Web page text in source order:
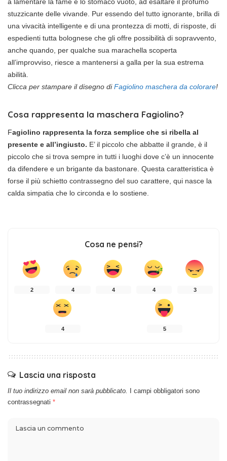
stuzzicante delle vivande. Pur essendo del tutto ignorante, brilla di
una vivacità intelligente e di una prontezza di motti, di risposte, di
espedienti tutta bolognese che gli offre possibilità di sopravvento,
anche quando, per qualche sua marachella scoperta
all’improvviso, riesce a mantenersi a galla per la sua estrema
abilità.
Clicca per stampare il disegno diFagiolino maschera da colorare!
Cosa rappresenta la maschera Fagiolino?
Fagiolino rappresenta la forza semplice che si ribella al
presente e all’ingiusto. E’ il piccolo che abbatte il grande, è il
piccolo che si trova sempre in tutti i luoghi dove c’è un innocente
da difendere e un brigante da bastonare. Questa caratteristica è
forse il più schietto contrassegno del suo carattere, qui nasce la
calda simpatia che lo circonda e lo sostiene.
Cosa ne pensi?
2 4 4 4 3
4 5
Lascia una risposta
Il tuo indirizzo email non sarà pubblicato.
I campi obbligatori sono
contrassegnati *